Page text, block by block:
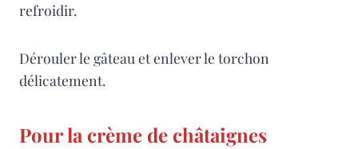
refroidir.
Dérouler le gâteau et enlever le torchon
délicatement.
Pour la crème de châtaignes